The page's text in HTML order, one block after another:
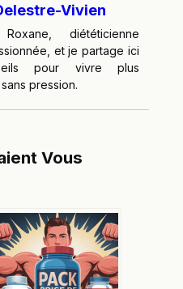
Vivien
diététicienne
et je partage ici
pour vivre plus
pression.
Vous